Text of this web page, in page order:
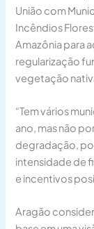
União com
Incêndios
Amazônia para
regularização
vegetação
“Tem vários
ano, mas não
degradação,
intensidade de
e incentivos
Aragão